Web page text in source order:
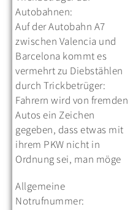
Autobahnen:
Auf der Autobahn A7
zwischen Valencia und
Barcelona kommt es
vermehrt zu Diebstählen
durch Trickbetrüger:
Fahrern wird von fremden
Autos ein Zeichen
gegeben, dass etwas mit
ihrem PKW nicht in
Ordnung sei, man möge
Allgemeine
Notrufnummer:
Notfälle), Feuerwehr: 080
085, Polizei: 062 (Guardia